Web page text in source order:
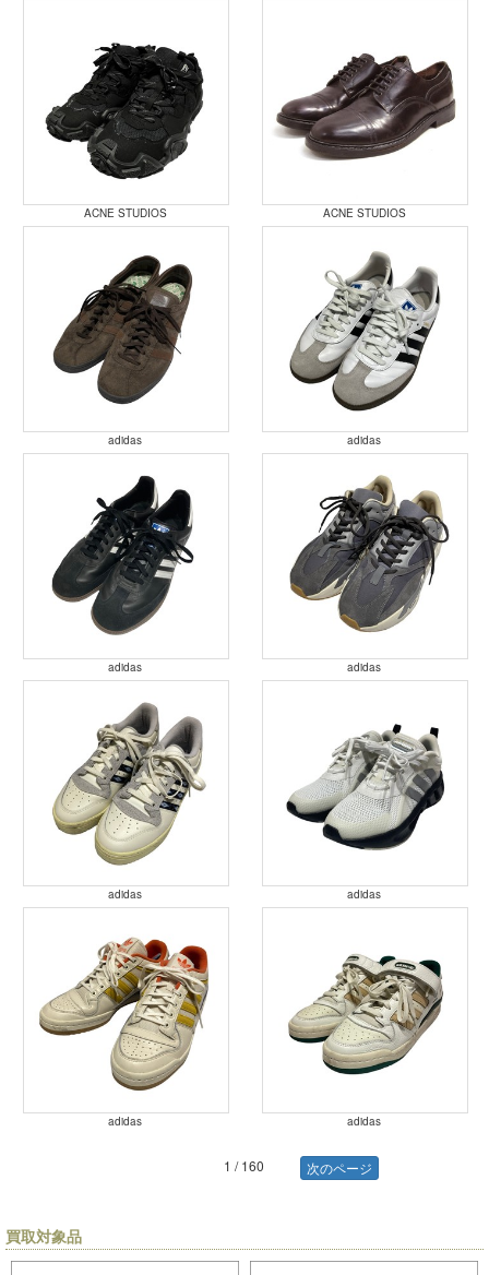
ACNE STUDIOS ACNE STUDIOS
adidas adidas
adidas adidas
adidas adidas
adidas adidas
1 / 160 次のページ
買取対象品